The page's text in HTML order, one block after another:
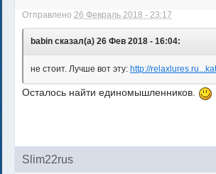
Отправлено26 Февраль 2018 - 23:17
babin сказал(а) 26 Фев 2018 - 16:04:
не стоит. Лучше вот эту: http://
Осталось найти единомышленников.
Slim22rus